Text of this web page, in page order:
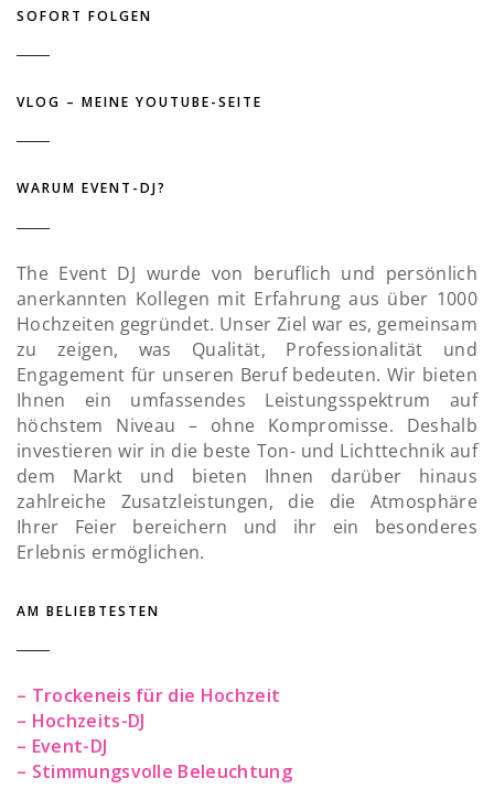
SOFORT FOLGEN
VLOG – MEINE YOUTUBE-SEITE
WARUM EVENT-DJ?
The Event DJ wurde von beruflich und persönlich
anerkannten Kollegen mit Erfahrung aus über 1000
Hochzeiten gegründet. Unser Ziel war es, gemeinsam
zu zeigen, was Qualität, Professionalität und
Engagement für unseren Beruf bedeuten. Wir bieten
Ihnen ein umfassendes Leistungsspektrum auf
höchstem Niveau – ohne Kompromisse. Deshalb
investieren wir in die beste Ton- und Lichttechnik auf
dem Markt und bieten Ihnen darüber hinaus
zahlreiche Zusatzleistungen, die die Atmosphäre
Ihrer Feier bereichern und ihr ein besonderes
Erlebnis ermöglichen.
AM BELIEBTESTEN
– Trockeneis für die Hochzeit
– Hochzeits-DJ
– Event-DJ
– Stimmungsvolle Beleuchtung